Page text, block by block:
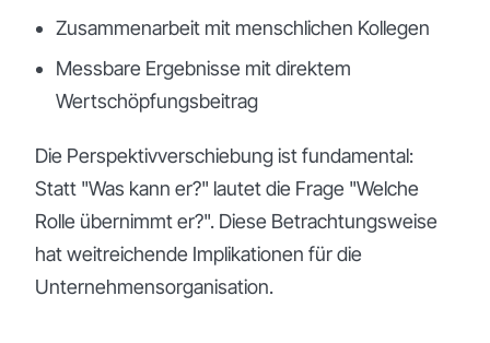
Zusammenarbeit mit menschlichen Kollegen
Messbare Ergebnisse mit direktem
Wertschöpfungsbeitrag
Die Perspektivverschiebung ist fundamental:
Statt "Was kann er?" lautet die Frage "Welche
Rolle übernimmt er?". Diese Betrachtungsweise
hat weitreichende Implikationen für die
Unternehmensorganisation.